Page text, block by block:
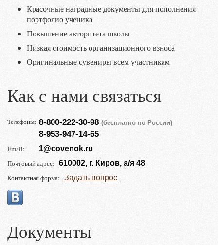
Красочные наградные документы для пополнения
портфолио ученика
Повышение авторитета школы
Низкая стоимость организационного взноса
Оригинальные сувениры всем участникам
Как с нами связаться
Телефоны: 8-800-222-30-98 (бесплатно по России)
8-953-947-14-65
Email: 1@covenok.ru
Почтовый адрес: 610002, г. Киров, а/я 48
Контактная форма: Задать вопрос
Документы